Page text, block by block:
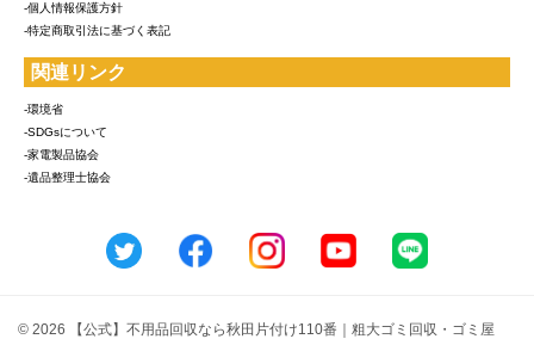
-個人情報保護方針
-特定商取引法に基づく表記
関連リンク
-環境省
-SDGsについて
-家電製品協会
-遺品整理士協会
© 2026 【公式】不用品回収なら秋田片付け110番｜粗大ゴミ回収・ゴミ屋